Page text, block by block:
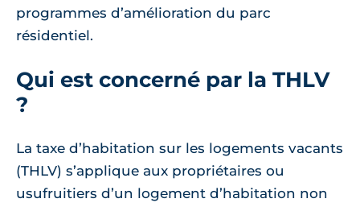
programmes d’amélioration du parc
résidentiel.
Qui est concerné par la THLV
?
La taxe d’habitation sur les logements vacants
(THLV) s’applique aux propriétaires ou
usufruitiers d’un logement d’habitation non